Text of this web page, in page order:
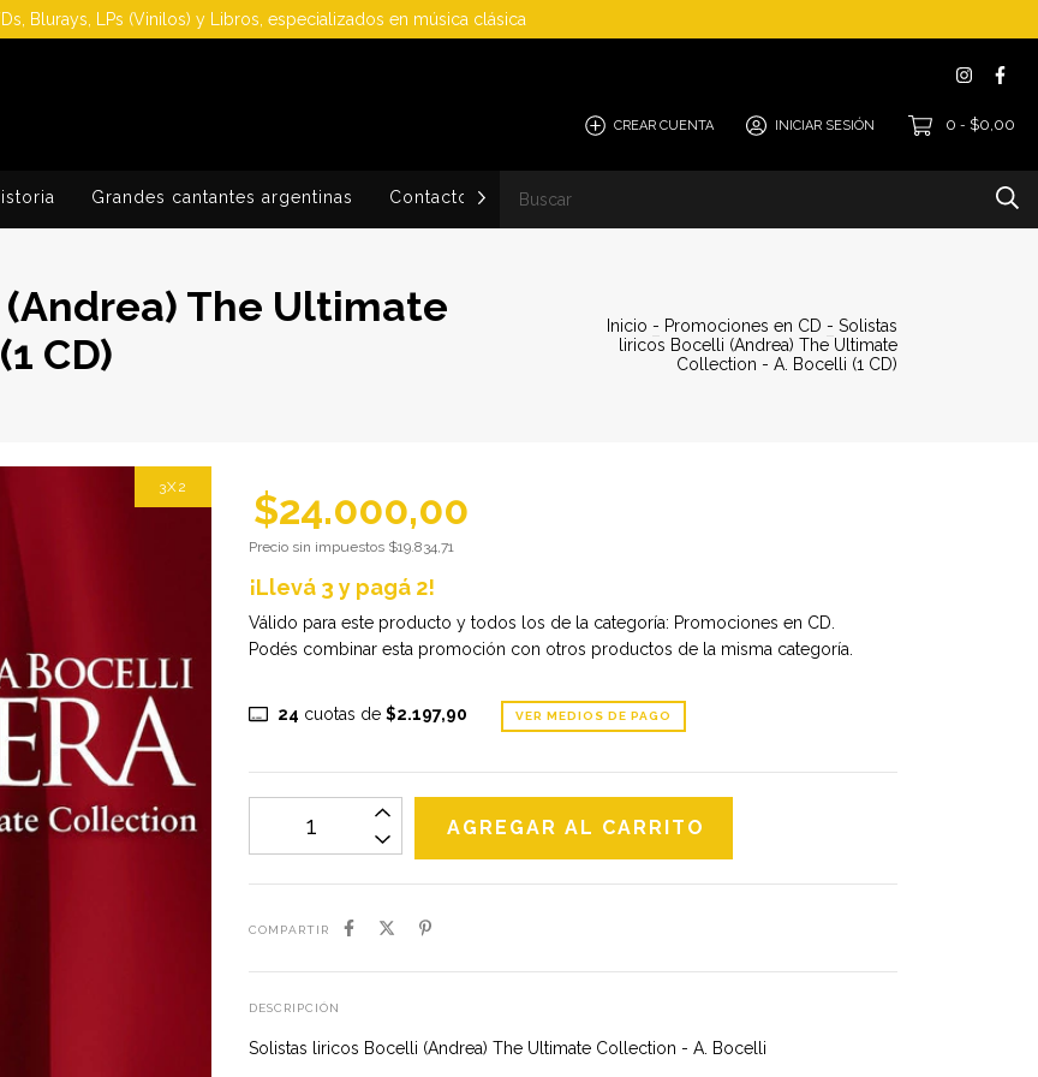
Blurays, LPs (Vinilos) y Libros, especializados en música clásica
CREAR CUENTA INICIAR SESIÓN 0 - $0,00
Grandes cantantes argentinas Contacto Cómo Comprar
The Ultimate
CD)
Inicio - Promociones en CD - Solistas
liricos Bocelli (Andrea) The Ultimate
Collection - A. Bocelli (1 CD)
3X2 $24.000,00
Precio sin impuestos $19.834,71
¡Llevá 3 y pagá 2!
Válido para este producto y todos los de la categoría: Promociones en CD.
Podés combinar esta promoción con otros productos de la misma categoría.
24 cuotas de $2.197,90 VER MEDIOS DE PAGO
COMPARTIR
DESCRIPCIÓN
Solistas liricos Bocelli (Andrea) The Ultimate Collection - A. Bocelli